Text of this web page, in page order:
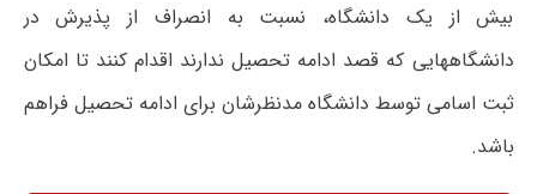
بیش از یک دانشگاه، نسبت به انصراف از پذیرش در
دانشگاه‎هایی که قصد ادامه تحصیل ندارند اقدام کنند تا امکان
ثبت اسامی توسط دانشگاه مدنظرشان برای ادامه تحصیل فراهم
باشد.